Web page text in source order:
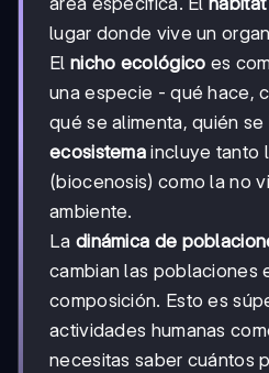
lugar donde vive un
El nicho ecológico es
una especie - qué hace,
qué se alimenta, quién
ecosistema incluye tanto
(biocenosis) como la no
ambiente.
La dinámica de
cambian las poblaciones
composición. Esto es
actividades humanas
necesitas saber cuántos